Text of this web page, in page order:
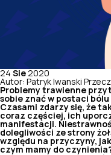
24 Sie 2020
Autor: Patryk Iwanski
Problemy trawienne
sobie znać w postaci
Czasami zdarzy się, że
coraz częściej, ich
manifestacji.
dolegliwości ze strony
względu na przyczyny,
czym mamy do